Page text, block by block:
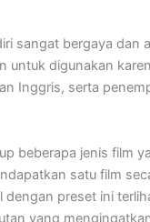
sangat bergaya dan
untuk digunakan
Inggris, serta
beberapa jenis film
satu film
dengan preset ini
yang